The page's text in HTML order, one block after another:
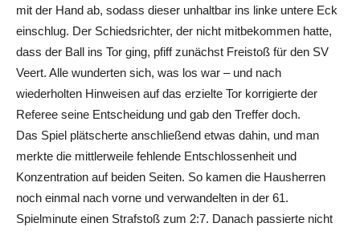
mit der Hand ab, sodass dieser unhaltbar ins linke untere Eck
einschlug. Der Schiedsrichter, der nicht mitbekommen hatte,
dass der Ball ins Tor ging, pfiff zunächst Freistoß für den SV
Veert. Alle wunderten sich, was los war – und nach
wiederholten Hinweisen auf das erzielte Tor korrigierte der
Referee seine Entscheidung und gab den Treffer doch.
Das Spiel plätscherte anschließend etwas dahin, und man
merkte die mittlerweile fehlende Entschlossenheit und
Konzentration auf beiden Seiten. So kamen die Hausherren
noch einmal nach vorne und verwandelten in der 61.
Spielminute einen Strafstoß zum 2:7. Danach passierte nicht